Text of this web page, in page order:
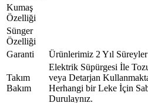
Kumaş
Özelliği
Sünger
Özelliği
Garanti
Ürünlerimiz 2 Yıl
Takım
Bakım
Elektrik Süpürgesi İle
veya Detarjan
Herhangi bir Leke İçin
Durulaynız.